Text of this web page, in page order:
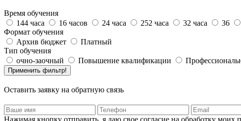
Время обучения
144 часа
16 часов 24 часа 252 часа 32 часа 36
Формат обучения
Архив бюджет
Платный
Тип обучения
очно-заочный
Повышение квалификации
Оставить заявку на обратную связь
Нажимая кнопку отправить, я даю свое согласие на обработку